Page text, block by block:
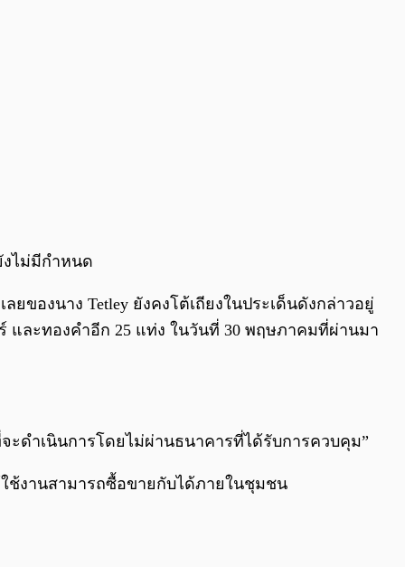
ไม่มีกำหนด
ของนาง Tetley ยังคงโต้เถียงในประเด็นดังกล่าวอยู่
และทองคำอีก 25 แท่ง ในวันที่ 30 พฤษภาคมที่ผ่านมา
ะดำเนินการโดยไม่ผ่านธนาคารที่ได้รับการควบคุม”
ผู้ใช้งานสามารถซื้อขายกับได้ภายในชุมชน